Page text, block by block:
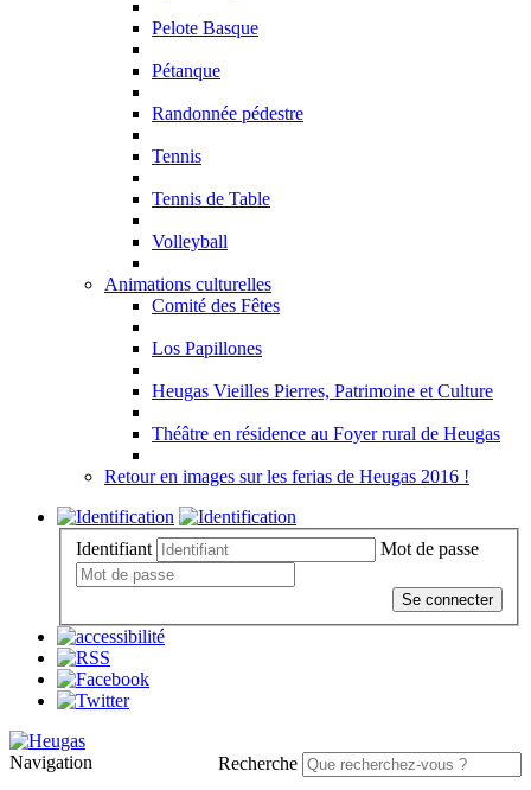
Pelote Basque
Pétanque
Randonnée pédestre
Tennis
Tennis de Table
Volleyball
Animations culturelles
Comité des Fêtes
Los Papillones
Heugas Vieilles Pierres, Patrimoine et Culture
Théâtre en résidence au Foyer rural de Heugas
Retour en images sur les ferias de Heugas 2016 !
Identifiant Mot de passe
Se connecter
Recherche
Navigation